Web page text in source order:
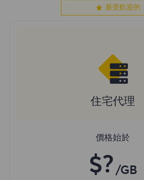
最受歡迎的
住宅代理
價格始於
$? /GB